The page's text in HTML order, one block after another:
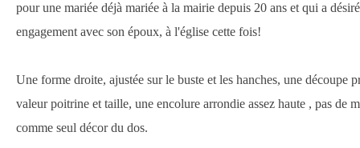
pour une mariée déjà mariée à la mairie depuis 20 ans et qui a
engagement avec son époux, à l'église cette fois!
Une forme droite, ajustée sur le buste et les hanches, une découpe
valeur poitrine et taille, une encolure arrondie assez haute , pas de
comme seul décor du dos.